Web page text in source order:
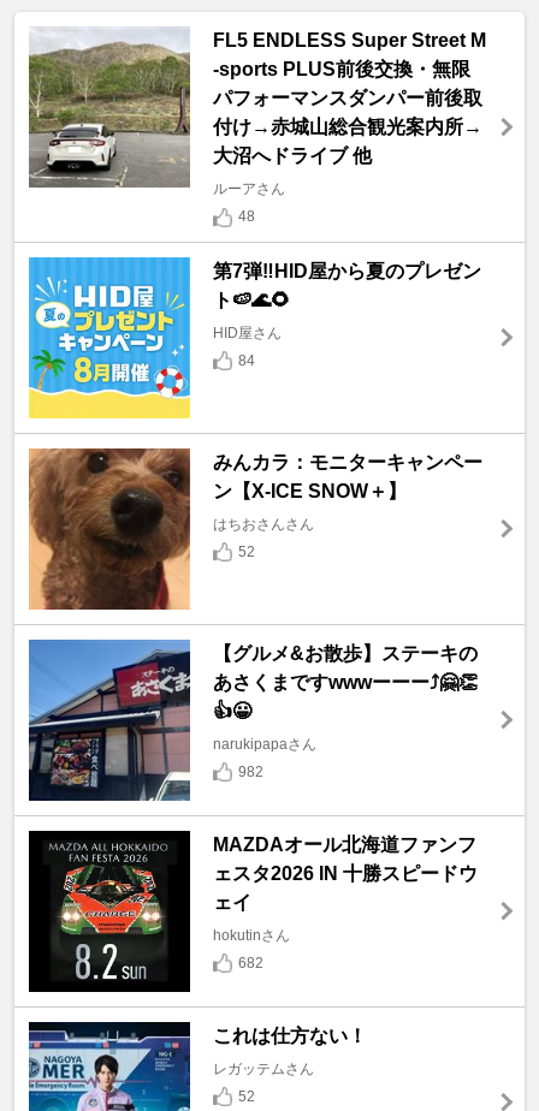
FL5 ENDLESS Super Street M
-sports PLUS前後交換・無限
パフォーマンスダンパー前後取
付け→赤城山総合観光案内所→
大沼へドライブ 他
ルーアさん
48
第7弾‼️HID屋から夏のプレゼン
ト🍉🌊🌻
HID屋さん
84
みんカラ：モニターキャンペー
ン【X-ICE SNOW＋】
はちおさんさん
52
【グルメ&お散歩】ステーキの
あさくまですwwwーーー⤴️🤗👏
👍😀
narukipapaさん
982
MAZDAオール北海道ファンフ
ェスタ2026 IN 十勝スピードウ
ェイ
hokutinさん
682
これは仕方ない！
レガッテムさん
52